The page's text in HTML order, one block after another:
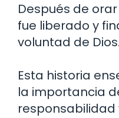
Después de
fue liberado y
voluntad de Dios.
Esta historia
la importancia
responsabilidad